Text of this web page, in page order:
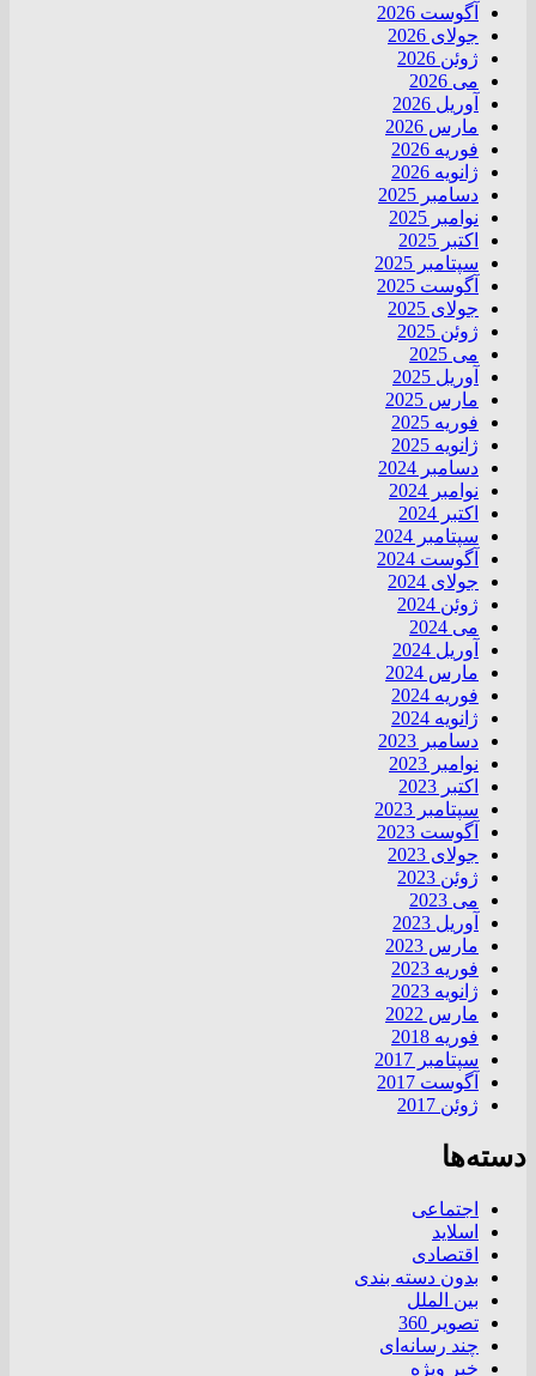
آگوست 2026
جولای 2026
ژوئن 2026
می 2026
آوریل 2026
مارس 2026
فوریه 2026
ژانویه 2026
دسامبر 2025
نوامبر 2025
اکتبر 2025
سپتامبر 2025
آگوست 2025
جولای 2025
ژوئن 2025
می 2025
آوریل 2025
مارس 2025
فوریه 2025
ژانویه 2025
دسامبر 2024
نوامبر 2024
اکتبر 2024
سپتامبر 2024
آگوست 2024
جولای 2024
ژوئن 2024
می 2024
آوریل 2024
مارس 2024
فوریه 2024
ژانویه 2024
دسامبر 2023
نوامبر 2023
اکتبر 2023
سپتامبر 2023
آگوست 2023
جولای 2023
ژوئن 2023
می 2023
آوریل 2023
مارس 2023
فوریه 2023
ژانویه 2023
مارس 2022
فوریه 2018
سپتامبر 2017
آگوست 2017
ژوئن 2017
دسته‌ها
اجتماعی
اسلاید
اقتصادی
بدون دسته بندی
بین الملل
تصویر 360
چند رسانه‌ای
خبر ویژه